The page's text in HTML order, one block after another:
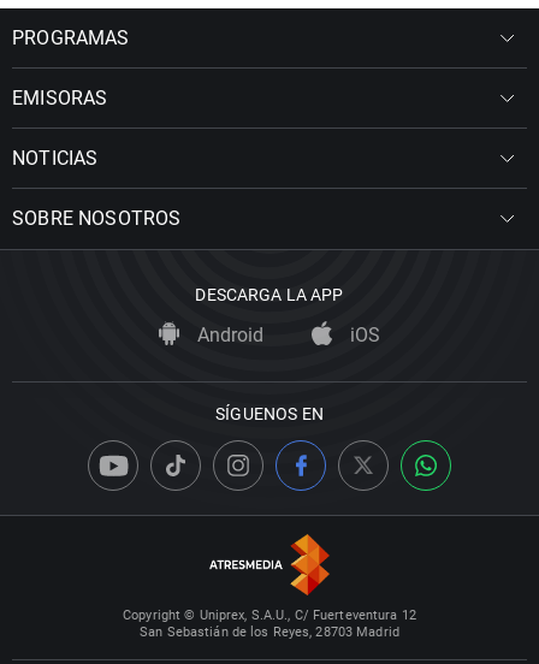
PROGRAMAS
EMISORAS
NOTICIAS
SOBRE NOSOTROS
DESCARGA LA APP
Android iOS
SÍGUENOS EN
Copyright © Uniprex, S.A.U., C/ Fuerteventura 12
San Sebastián de los Reyes, 28703 Madrid